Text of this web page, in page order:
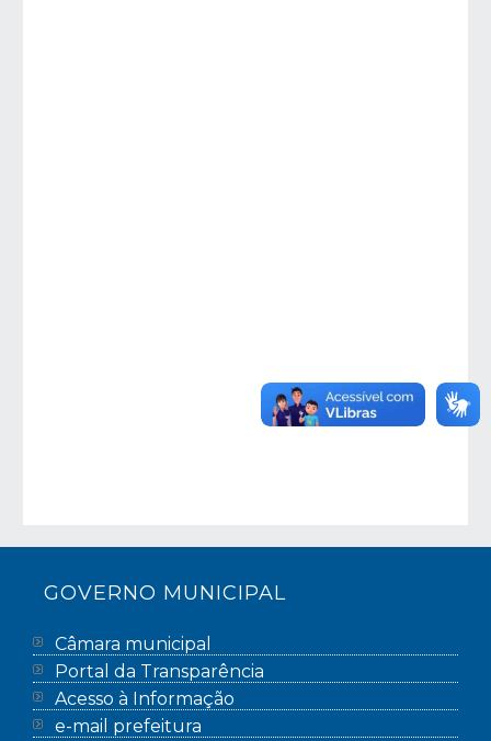
GOVERNO MUNICIPAL
Câmara municipal
Portal da Transparência
Acesso à Informação
e-mail prefeitura